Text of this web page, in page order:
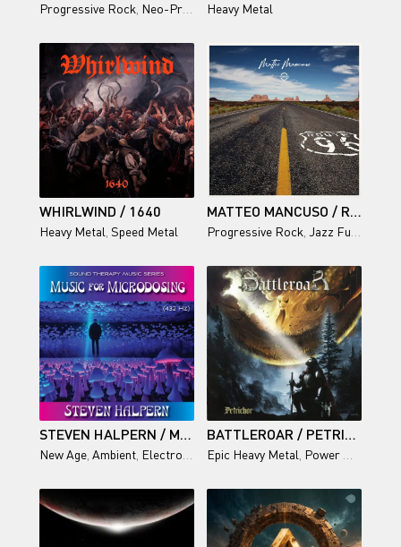
Progressive Rock Neo-Prog Heavy Metal
WHIRLWIND / 1640
Heavy Metal Speed Metal
MATTEO MANCUSO / ROUTE 96
Progressive Rock Jazz Fusion
STEVEN HALPERN / MUSIC FOR MICRODOSING (432 HZ)
New Age Ambient Electronic
BATTLEROAR / PETRICHOR
Epic Heavy Metal Power Metal